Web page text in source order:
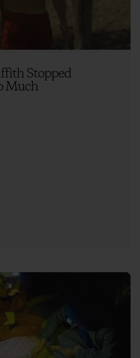
Stopped
Much